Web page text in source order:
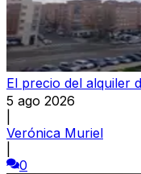
El precio del alquiler
5 ago 2026
Verónica Muriel
0